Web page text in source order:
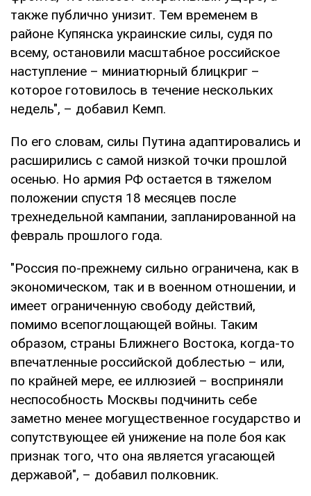
также публично унизит. Тем временем в
районе Купянска украинские силы, судя по
всему, остановили масштабное российское
наступление – миниатюрный блицкриг –
которое готовилось в течение нескольких
недель", – добавил Кемп.
По его словам, силы Путина адаптировались и
расширились с самой низкой точки прошлой
осенью. Но армия РФ остается в тяжелом
положении спустя 18 месяцев после
трехнедельной кампании, запланированной на
февраль прошлого года.
"Россия по-прежнему сильно ограничена, как в
экономическом, так и в военном отношении, и
имеет ограниченную свободу действий,
помимо всепоглощающей войны. Таким
образом, страны Ближнего Востока, когда-то
впечатленные российской доблестью – или,
по крайней мере, ее иллюзией – восприняли
неспособность Москвы подчинить себе
заметно менее могущественное государство и
сопутствующее ей унижение на поле боя как
признак того, что она является угасающей
державой", – добавил полковник.